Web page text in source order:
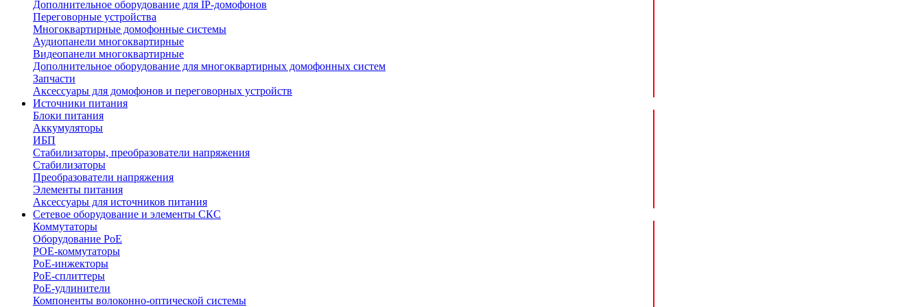
Дополнительное оборудование для IP-домофонов
Переговорные устройства
Многоквартирные домофонные системы
Аудиопанели многоквартирные
Видеопанели многоквартирные
Дополнительное оборудование для многоквартирных домофонных систем
Запчасти
Аксессуары для домофонов и переговорных устройств
Источники питания
Блоки питания
Аккумуляторы
ИБП
Стабилизаторы, преобразователи напряжения
Стабилизаторы
Преобразователи напряжения
Элементы питания
Аксессуары для источников питания
Сетевое оборудование и элементы СКС
Коммутаторы
Оборудование PoE
POE-коммутаторы
PoE-инжекторы
PoE-сплиттеры
PoE-удлинители
Компоненты волоконно-оптической системы